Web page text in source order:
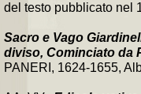
del testo pubblicato nel
Sacro e Vago
diviso, Cominciato da
PANERI, 1624-1655,